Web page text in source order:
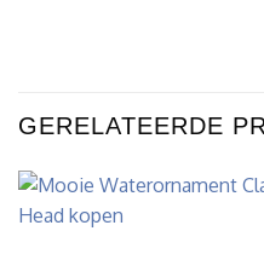
GERELATEERDE